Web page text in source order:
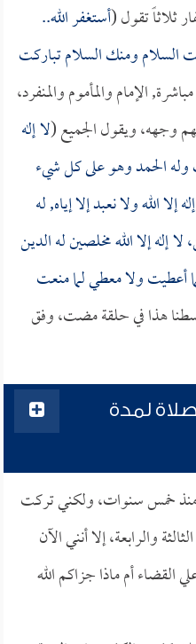
ثلاثاً تقول (أستغفر الله..
السلام ومنك السلام تباركت
الإمام والمأموم والمنفرد،
وجهه، ويقول الجميع (لا إله
وله الحمد وهو على كل شيء
الله ولا نعبد إلا إياه, له
إله إلا الله مخلصين له الدين
أعطيت ولا معطي لما منعت
هذا في حلقة مضت، وفق
لمدة
خمس سنوات، ولكني تركت
والرابعة، إلا أنني الآن
القضاء أم ماذا جزاكم الله